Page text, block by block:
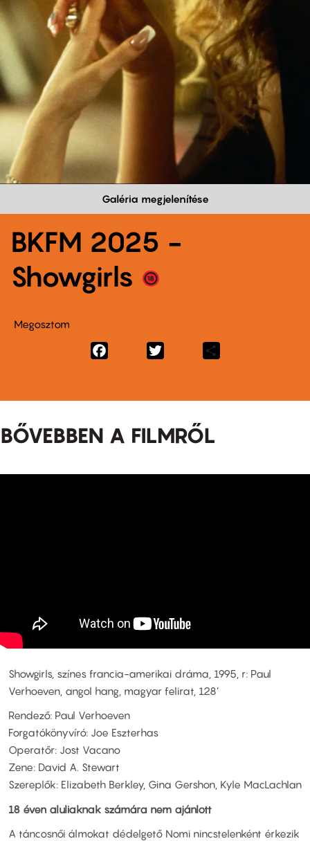
Galéria megjelenítése
BKFM 2025 -
Showgirls
Megosztom
Facebook
BŐVEBBEN A FILMRŐL
Showgirls, színes francia-amerikai dráma, 1995, r: Paul
Verhoeven, angol hang, magyar felirat, 128’
Rendező: Paul Verhoeven
Forgatókönyvíró: Joe Eszterhas
Operatőr: Jost Vacano
Zene: David A. Stewart
Szereplők: Elizabeth Berkley, Gina Gershon, Kyle MacLachlan
18 éven aluliaknak számára nem ajánlott
A táncosnői álmokat dédelgető Nomi nincstelenként érkezik